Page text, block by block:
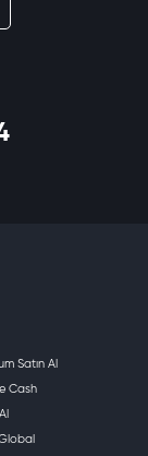
Satın Al
Cash